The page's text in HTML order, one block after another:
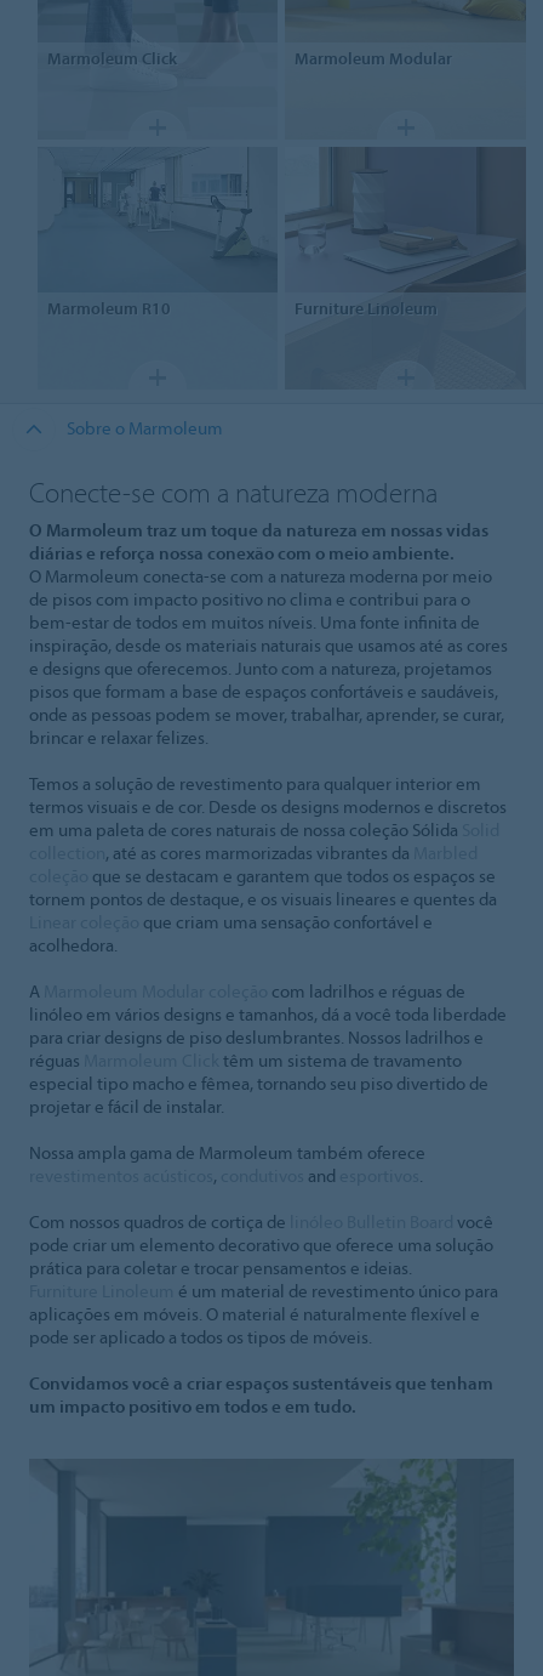
Marmoleum Click Marmoleum Modular
Marmoleum R10 Furniture Linoleum
Sobre o Marmoleum
Conecte-se com a natureza moderna
O Marmoleum traz um toque da natureza em nossas vidas
diárias e reforça nossa conexão com o meio ambiente.
O Marmoleum conecta-se com a natureza moderna por meio
de pisos com impacto positivo no clima e contribui para o
bem-estar de todos em muitos níveis. Uma fonte infinita de
inspiração, desde os materiais naturais que usamos até as cores
e designs que oferecemos. Junto com a natureza, projetamos
pisos que formam a base de espaços confortáveis e saudáveis,
onde as pessoas podem se mover, trabalhar, aprender, se curar,
brincar e relaxar felizes.
Temos a solução de revestimento para qualquer interior em
termos visuais e de cor. Desde os designs modernos e discretos
em uma paleta de cores naturais de nossa coleção Sólida
, até as cores marmorizadas vibrantes da
que se destacam e garantem que todos os espaços se
tornem pontos de destaque, e os visuais lineares e quentes da
que criam uma sensação confortável e
acolhedora.
A
com ladrilhos e réguas de
linóleo em vários designs e tamanhos, dá a você toda liberdade
para criar designs de piso deslumbrantes. Nossos ladrilhos e
réguas
têm um sistema de travamento
especial tipo macho e fêmea, tornando seu piso divertido de
projetar e fácil de instalar.
Nossa ampla gama de Marmoleum também oferece
, and
.
Com nossos quadros de cortiça de
você
pode criar um elemento decorativo que oferece uma solução
prática para coletar e trocar pensamentos e ideias.
é um material de revestimento único para
aplicações em móveis. O material é naturalmente flexível e
pode ser aplicado a todos os tipos de móveis.
Convidamos você a criar espaços sustentáveis que tenham
um impacto positivo em todos e em tudo.